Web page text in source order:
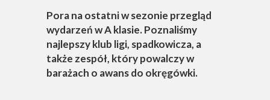
Pora na ostatni w sezonie przegląd
wydarzeń w A klasie. Poznaliśmy
najlepszy klub ligi, spadkowicza, a
także zespół, który powalczy w
barażach o awans do okręgówki.